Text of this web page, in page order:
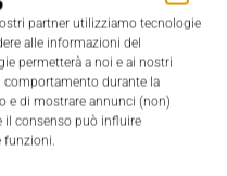
partner utilizziamo tecnologie
alle informazioni del
permetterà a noi e ai nostri
comportamento durante la
e di mostrare annunci (non)
il consenso può influire
funzioni.
artificiale e
risultati in
dei costi, oltre che di